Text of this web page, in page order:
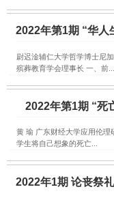
2022年第1期 “华人
尉迟淦辅仁大学哲学博士尼
殡葬教育学会理事长 一、前...
2022年第1期 “死
黄 瑜 广东财经大学应用伦理
学生将自己想象的死亡...
2022年1期 论丧祭